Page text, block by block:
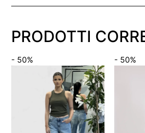
PRODOTTI
- 50% - 50%